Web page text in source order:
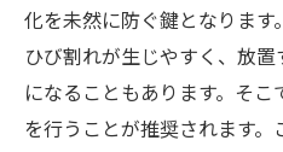
化を未然に防ぐ鍵となりま
ひび割れが生じやすく、放
になることもあります。そこ
を行うことが推奨されます